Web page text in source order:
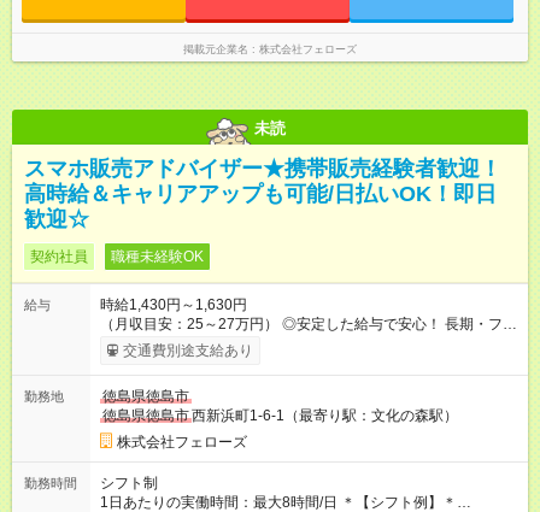
掲載元企業名 株式会社フェローズ
未読
スマホ販売アドバイザー★携帯販売経験者歓迎！
高時給＆キャリアアップも可能/日払いOK！即日
歓迎☆
契約社員 職種未経験OK
給与
時給1,430円～1,630円
（月収目安：25～27万円） ◎安定した給与で安心！ 長期・フル
タイムで勤務いただける方にお越しいただきたいと思っていま
す。シフトが削られることはないので、安定した給与が入りま
たいという人もいると思います。このあたりは柔軟に対応する
ので、お気軽にご相談ください！ ※2ヶ月の試用期間がありま
す。その間の給与・待遇に変更はありません。 【試用期間】試
用期間あり 試用期間の長さ：2ヶ月 雇用形態、給与は本採用時
と同じです。
交通費別途支給あり
勤務地
徳島県徳島市
徳島県徳島市西新浜町1-6-1（最寄り駅：文化の森駅）
株式会社フェローズ
勤務時間
シフト制
1日あたりの実働時間：最大8時間/日 ＊【シフト例】＊